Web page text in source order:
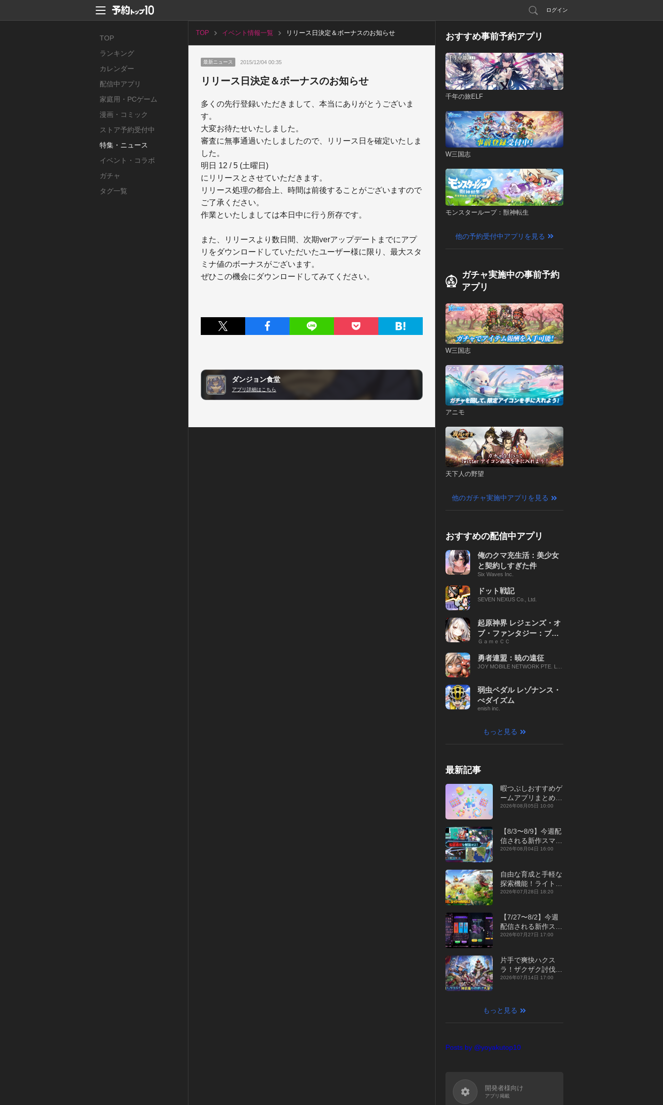
ログイン
TOP
ランキング
カレンダー
配信中アプリ
家庭用・PCゲーム
漫画・コミック
ストア予約受付中
特集・ニュース
イベント・コラボ
ガチャ
タグ一覧
TOP イベント情報一覧 リリース日決定＆ボーナスのお知らせ
最新ニュース 2015/12/04 00:35
リリース日決定＆ボーナスのお知らせ
多くの先行登録いただきまして、本当にありがとうございま
す。
大変お待たせいたしました。
審査に無事通過いたしましたので、リリース日を確定いたしま
した。
明日 12 / 5 (土曜日)
にリリースとさせていただきます。
リリース処理の都合上、時間は前後することがございますので
ご了承ください。
作業といたしましては本日中に行う所存です。
また、リリースより数日間、次期verアップデートまでにアプ
リをダウンロードしていただいたユーザー様に限り、最大スタ
ミナ値のボーナスがございます。
ぜひこの機会にダウンロードしてみてください。
ダンジョン食堂
アプリ詳細はこちら
おすすめ事前予約アプリ
千年の旅ELF
W三国志
モンスターループ：獣神転生
他の予約受付中アプリを見る
ガチャ実施中の事前予約
アプリ
W三国志
アニモ
天下人の野望
他のガチャ実施中アプリを見る
おすすめの配信中アプリ
俺のクマ充生活：美少女
と契約しすぎた件
Six Waves Inc.
ドット戦記
SEVEN NEXUS Co., Ltd.
起原神界 レジェンズ・オ
ブ・ファンタジー：ブレ
イブ X
ＧａｍｅＣＣ
勇者連盟：暁の遠征
JOY MOBILE NETWORK PTE. LT
弱虫ペダル レゾナンス・
ぺダイズム
enish inc.
もっと見る
最新記事
暇つぶしおすすめゲ
ームアプリまとめ｜
オフライン対応あり
2026年08月05日 10:00
【8/3〜8/9】今週配
信される新作スマホ
ゲームをまとめてお
2026年08月04日 16:00
自由な育成と手軽な
探索機能！ライトカ
ジュアルMMORPG
征』【最新作PICKU
P】
2026年07月28日 18:20
【7/27〜8/2】今週
配信される新作スマ
ホゲームをまとめて
年】
2026年07月27日 17:00
片手で爽快ハクス
ラ！ザクザク討伐し
て神装備を集める放
【最新作PICKUP】
2026年07月14日 17:00
もっと見る
Posts by @yoyakutop10
開発者様向け
アプリ掲載